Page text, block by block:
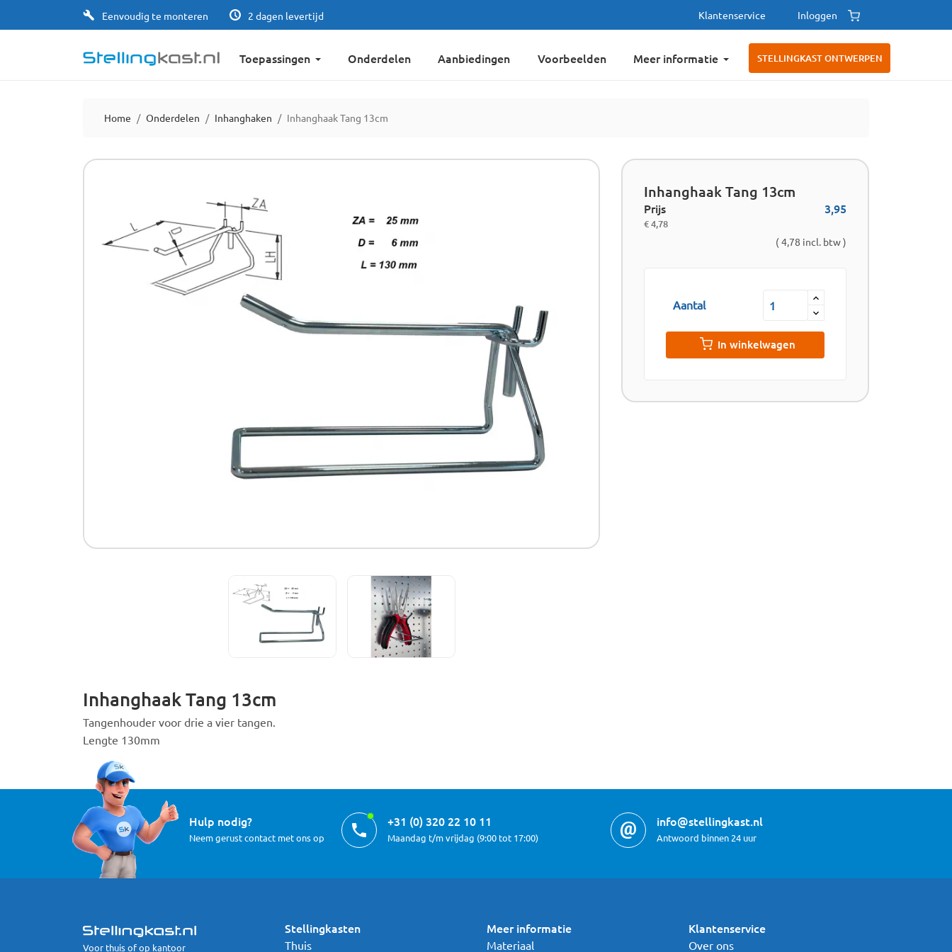
Eenvoudig te monteren 2 dagen levertijd Klantenservice Inloggen
Toepassingen Onderdelen Aanbiedingen Voorbeelden Meer informatie STELLINGKAST ONTWERPEN
Home Onderdelen Inhanghaken Inhanghaak Tang 13cm
Inhanghaak Tang 13cm
Tangenhouder voor drie a vier tangen.
Lengte 130mm
Inhanghaak Tang 13cm
Prijs 3,95
€ 4,78
( 4,78 incl. btw )
Aantal
In winkelwagen
Hulp nodig?
Neem gerust contact met ons op
+31 (0) 320 22 10 11
Maandag t/m vrijdag (9:00 tot 17:00)
info@stellingkast.nl
Antwoord binnen 24 uur
Voor thuis of op kantoor
Stellingkasten
Thuis
Meer informatie
Materiaal
Klantenservice
Over ons